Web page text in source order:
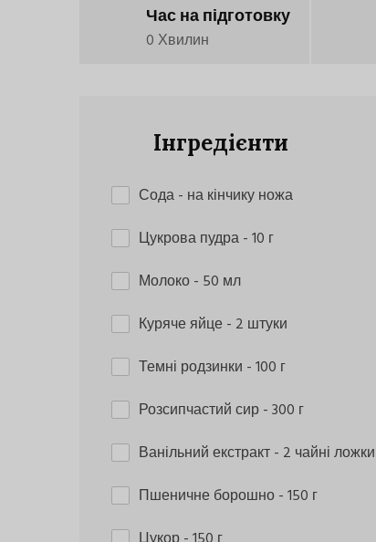
Час на підготовку
0 Хвилин
Інгредієнти
Сода- на кінчику ножа
Цукрова пудра- 10 г
Молоко- 50 мл
Куряче яйце- 2 штуки
Темні родзинки - 100 г
Розсипчастий сир- 300 г
Ванільний екстракт- 2 чайні ложки
Пшеничне борошно- 150 г